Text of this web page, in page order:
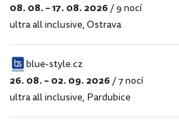
blue-
style.cz
08. 08. – 17. 08. 2026/9 nocí
ultra all inclusive,Ostrava
blue-
style.cz
blue-style.cz
26. 08. – 02. 09. 2026/7 nocí
ultra all inclusive, Pardubice